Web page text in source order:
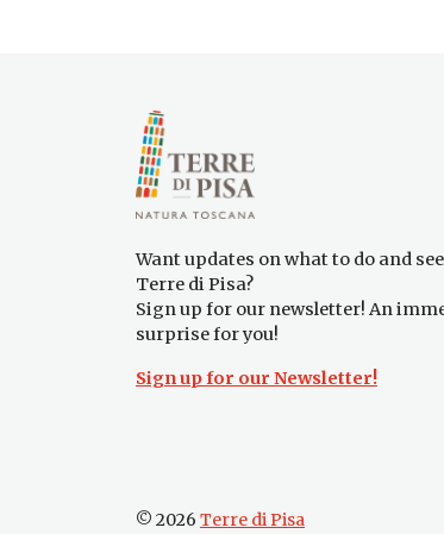
Want updates on what to do and
Terre di Pisa?
Sign up for our newsletter! An
surprise for you!
Sign up for our Newsletter!
© 2026 Terre di Pisa